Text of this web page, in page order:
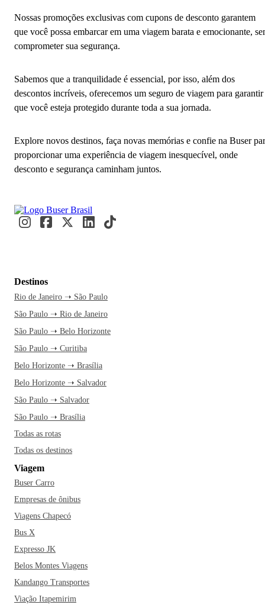
Nossas promoções exclusivas com cupons de desconto garantem
que você possa embarcar em uma viagem barata e emocionante,
comprometer sua segurança.
Sabemos que a tranquilidade é essencial, por isso, além dos
descontos incríveis, oferecemos um seguro de viagem para garantir
que você esteja protegido durante toda a sua jornada.
Explore novos destinos, faça novas memórias e confie na Buser
proporcionar uma experiência de viagem inesquecível, onde
desconto e segurança caminham juntos.
Destinos
Rio de Janeiro ➝ São Paulo
São Paulo ➝ Rio de Janeiro
São Paulo ➝ Belo Horizonte
São Paulo ➝ Curitiba
Belo Horizonte ➝ Brasília
Belo Horizonte ➝ Salvador
São Paulo ➝ Salvador
São Paulo ➝ Brasília
Todas as rotas
Todas os destinos
Viagem
Buser Carro
Empresas de ônibus
Viagens Chapecó
Bus X
Expresso JK
Belos Montes Viagens
Kandango Transportes
Viação Itapemirim